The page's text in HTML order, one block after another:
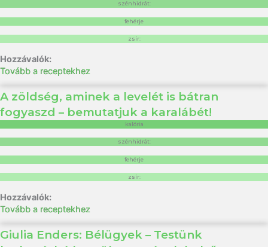
szénhidrát:
fehérje
zsír:
Tovább a receptekhez
A zöldség, aminek a levelét is bátran
fogyaszd – bemutatjuk a karalábét!
kalória
szénhidrát:
fehérje
zsír:
Tovább a receptekhez
Giulia Enders: Bélügyek – Testünk